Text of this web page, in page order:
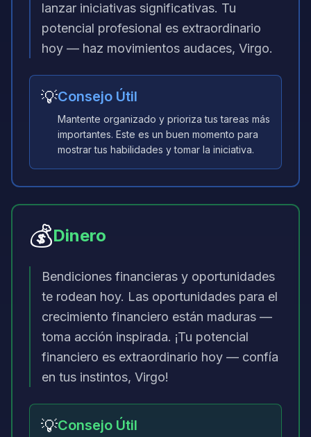
lanzar iniciativas significativas. Tu
potencial profesional es extraordinario
hoy — haz movimientos audaces, Virgo.
💡Consejo Útil
Mantente organizado y prioriza tus tareas más
importantes. Este es un buen momento para
mostrar tus habilidades y tomar la iniciativa.
💰Dinero
Bendiciones financieras y oportunidades
te rodean hoy. Las oportunidades para el
crecimiento financiero están maduras —
toma acción inspirada. ¡Tu potencial
financiero es extraordinario hoy — confía
en tus instintos, Virgo!
💡Consejo Útil